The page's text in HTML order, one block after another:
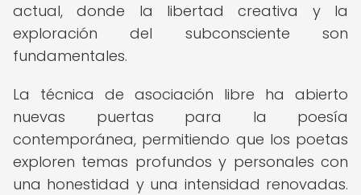
actual, donde la libertad creativa y la
exploración del subconsciente son
fundamentales.
La técnica de asociación libre ha abierto
nuevas puertas para la poesía
contemporánea, permitiendo que los poetas
exploren temas profundos y personales con
una honestidad y una intensidad renovadas.